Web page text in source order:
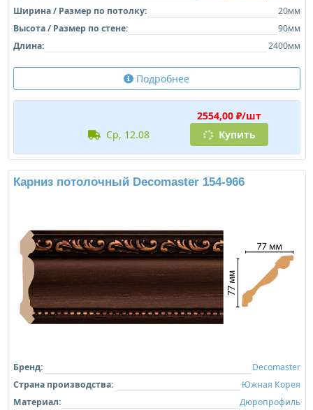
Ширина / Размер по потолку:
20мм
Высота / Размер по стене:
90мм
Длина:
2400мм
Подробнее
2554,00 ₽/шт
ср, 12.08
Купить
Карниз потолочный Decomaster 154-966
Бренд:
Decomaster
Страна производства:
Южная Корея
Материал:
Дюропрофиль